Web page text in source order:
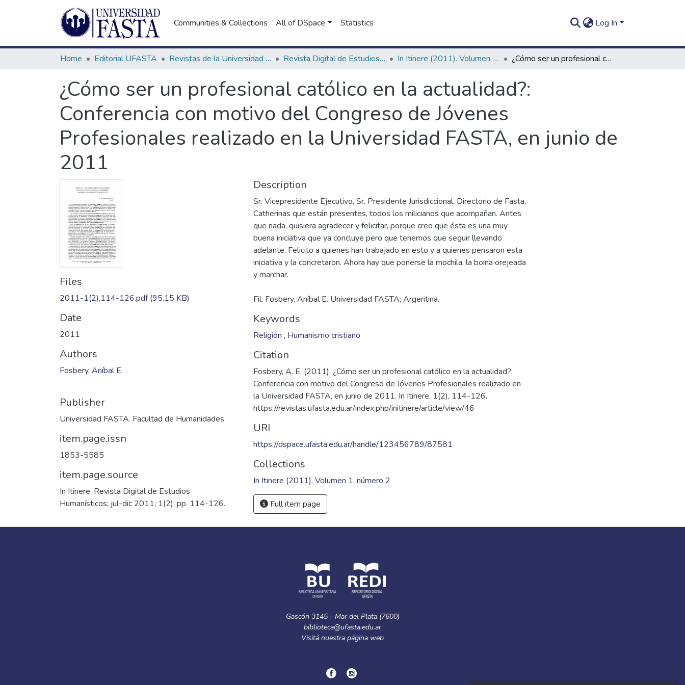
Communities & Collections All of DSpace Statistics Log In
Home Editorial UFASTA Revistas de la Universidad FASTA Revista Digital de Estudios Humanísticos In Itinere In Itinere (2011). Volumen 1, número 2 ¿Cómo ser un profesional católico en la actualidad?: Conferencia con motivo del Congreso de Jóvenes Profesionales realizado en la Universidad FASTA, en junio de 2011
¿Cómo ser un profesional católico en la actualidad?:
Conferencia con motivo del Congreso de Jóvenes
Profesionales realizado en la Universidad FASTA, en junio de
2011
Files
2011-1(2),114-126.pdf(95.15 KB)
Date
2011
Authors
Fosbery, Aníbal E.
Publisher
Universidad FASTA. Facultad de Humanidades
item.page.issn
1853-5585
item.page.source
In Itinere: Revista Digital de Estudios
Humanísticos; jul-dic 2011; 1(2); pp. 114-126.
Description
Sr. Vicepresidente Ejecutivo, Sr. Presidente Jurisdiccional, Directorio de Fasta,
Catherinas que están presentes, todos los milicianos que acompañan. Antes
que nada, quisiera agradecer y felicitar, porque creo que ésta es una muy
buena iniciativa que ya concluye pero que tenemos que seguir llevando
adelante. Felicito a quienes han trabajado en esto y a quienes pensaron esta
iniciativa y la concretaron. Ahora hay que ponerse la mochila, la boina orejeada
Fil: Fosbery, Aníbal E. Universidad FASTA; Argentina.
Keywords
Religión , Humanismo cristiano
Citation
Fosbery, A. E. (2011). ¿Cómo ser un profesional católico en la actualidad?:
Conferencia con motivo del Congreso de Jóvenes Profesionales realizado en
la Universidad FASTA, en junio de 2011. In Itinere, 1(2), 114-126.
https://revistas.ufasta.edu.ar/index.php/initinere/article/view/46
URI
https://dspace.ufasta.edu.ar/handle/123456789/87581
Collections
In Itinere (2011). Volumen 1, número 2
Full item page
Gascón 3145 - Mar del Plata (7600)
biblioteca@ufasta.edu.ar
Visitá nuestra página web